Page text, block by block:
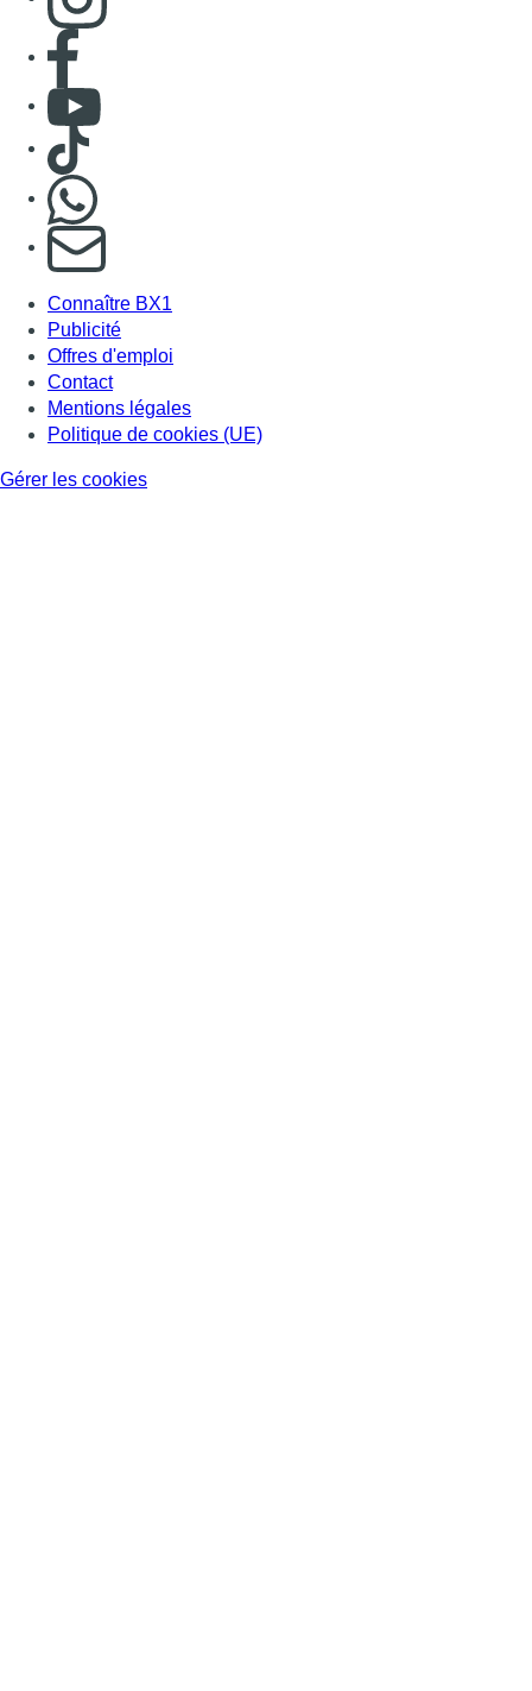
Consulter page Facebook
Consulter Youtube
Consulter TikTok
S'abonner à notre newsletter
Connaître BX1
Publicité
Offres d'emploi
Contact
Mentions légales
Politique de cookies (UE)
Gérer les cookies